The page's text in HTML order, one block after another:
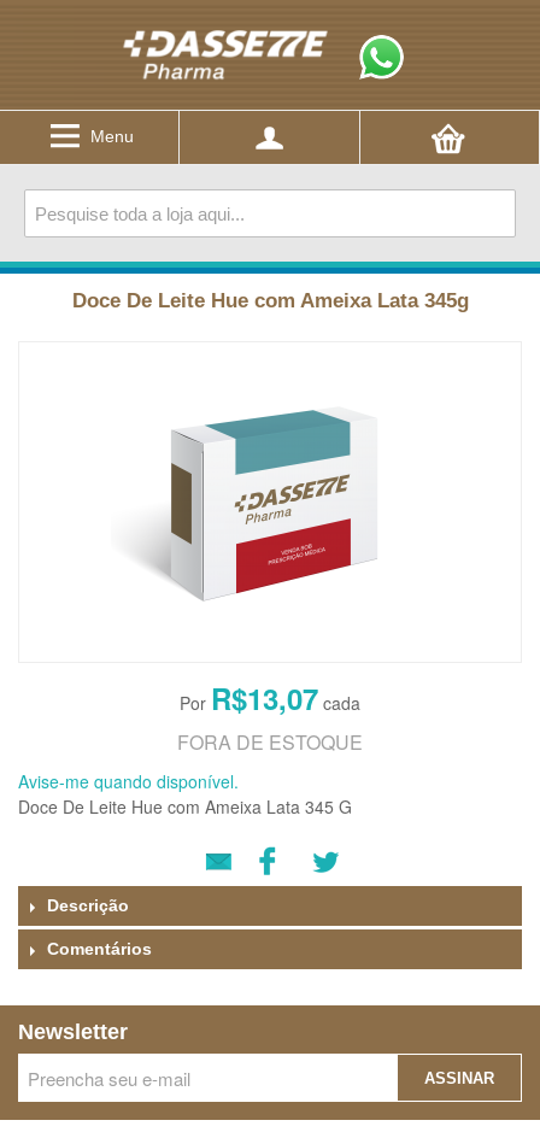
Menu
Doce De Leite Hue com Ameixa Lata 345g
R$13,07
FORA DE ESTOQUE
Avise-me quando disponível.
Doce De Leite Hue com Ameixa Lata 345 G
Descrição
Comentários
Newsletter
ASSINAR